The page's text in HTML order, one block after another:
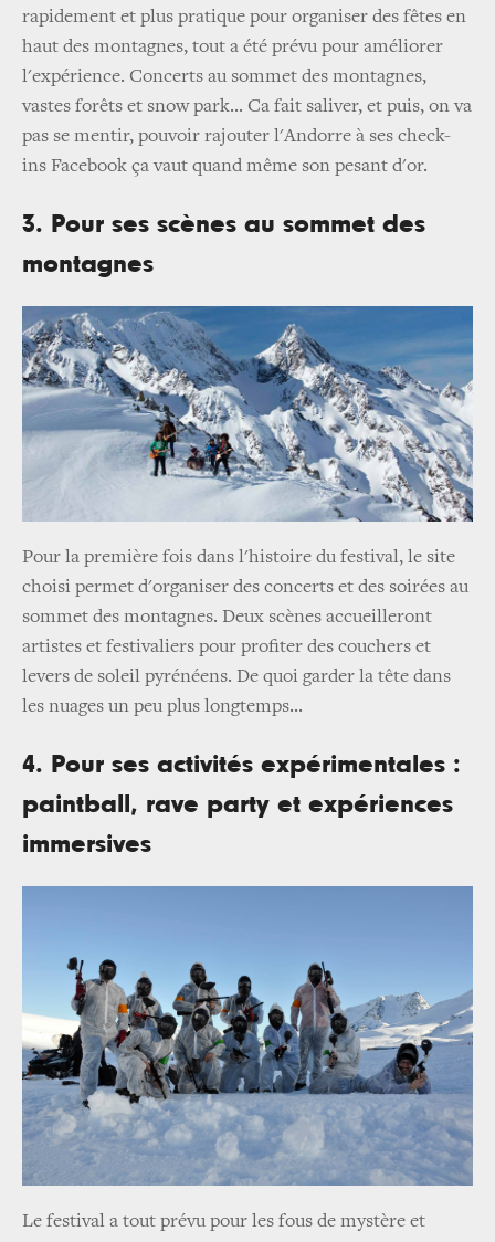
rapidement et plus pratique pour organiser des fêtes en
haut des montagnes, tout a été prévu pour améliorer
l'expérience. Concerts au sommet des montagnes,
vastes forêts et snow park... Ca fait saliver, et puis, on va
pas se mentir, pouvoir rajouter l'Andorre à ses check-
ins Facebook ça vaut quand même son pesant d'or.
3. Pour ses scènes au sommet des
montagnes
Pour la première fois dans l'histoire du festival, le site
choisi permet d'organiser des concerts et des soirées au
sommet des montagnes. Deux scènes accueilleront
artistes et festivaliers pour profiter des couchers et
levers de soleil pyrénéens. De quoi garder la tête dans
les nuages un peu plus longtemps...
4. Pour ses activités expérimentales :
paintball, rave party et expériences
immersives
Le festival a tout prévu pour les fous de mystère et